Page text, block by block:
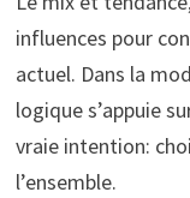
influences pour
actuel. Dans la
logique s’appuie
vraie intention:
l’ensemble.